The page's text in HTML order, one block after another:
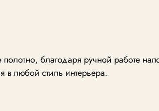
благодаря ручной работе
в любой стиль интерьера.